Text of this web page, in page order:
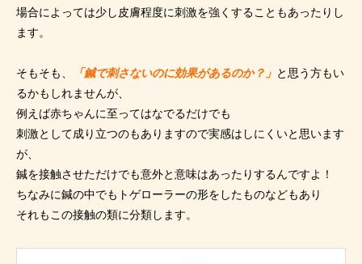
場合によっては少し皮膚程度に刺激を強くすることもあったりし
ます。
そもそも、 「鍼で刺さないのに効果があるのか？」 と思う方もい
るかもしれませんが、
例えば赤ちゃんに至ってはなでるだけでも
刺激として成り立つのもありますので実感はしにくいと思います
が、
鍼を接触させただけでも意外と意味はあったりするんですよ！
ちなみに鍼の中でもトゲローラーの形をしたものなどもあり
それもこの接触の類に分類します。